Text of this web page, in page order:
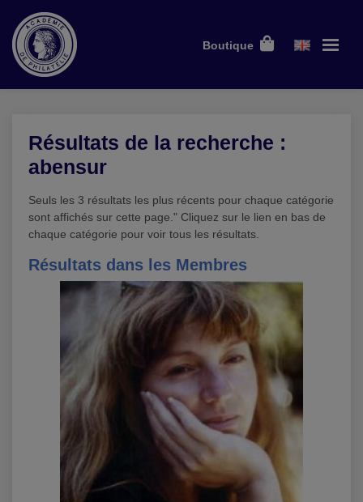
Boutique
Résultats de la recherche :
abensur
Seuls les 3 résultats les plus récents pour chaque catégorie
sont affichés sur cette page." Cliquez sur le lien en bas de
chaque catégorie pour voir tous les résultats.
Résultats dans les Membres